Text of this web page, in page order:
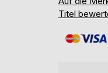
Titel